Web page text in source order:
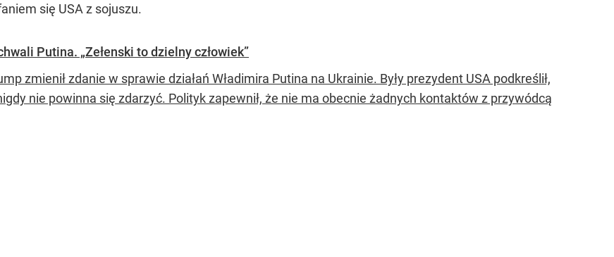
się USA z sojuszu.
Putina. „Zełenski to dzielny człowiek”
zmienił zdanie w sprawie działań Władimira Putina na Ukrainie. Były prezydent USA podkreślił,
nie powinna się zdarzyć. Polityk zapewnił, że nie ma obecnie żadnych kontaktów z przywódcą